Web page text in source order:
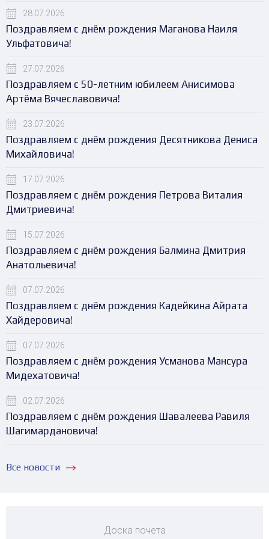
28.07.2026
Поздравляем с днём рождения Маганова Наиля
Ульфатовича!
27.07.2026
Поздравляем с 50-летним юбилеем Анисимова
Артёма Вячеславовича!
23.07.2026
Поздравляем с днём рождения Десятникова Дениса
Михайловича!
17.07.2026
Поздравляем с днём рождения Петрова Виталия
Дмитриевича!
15.07.2026
Поздравляем с днём рождения Балмина Дмитрия
Анатольевича!
07.07.2026
Поздравляем с днём рождения Кадейкина Айрата
Хайдеровича!
07.07.2026
Поздравляем с днём рождения Усманова Мансура
Мидехатовича!
02.07.2026
Поздравляем с днём рождения Шавалеева Равиля
Шагимардановича!
Все новости
Доска почета